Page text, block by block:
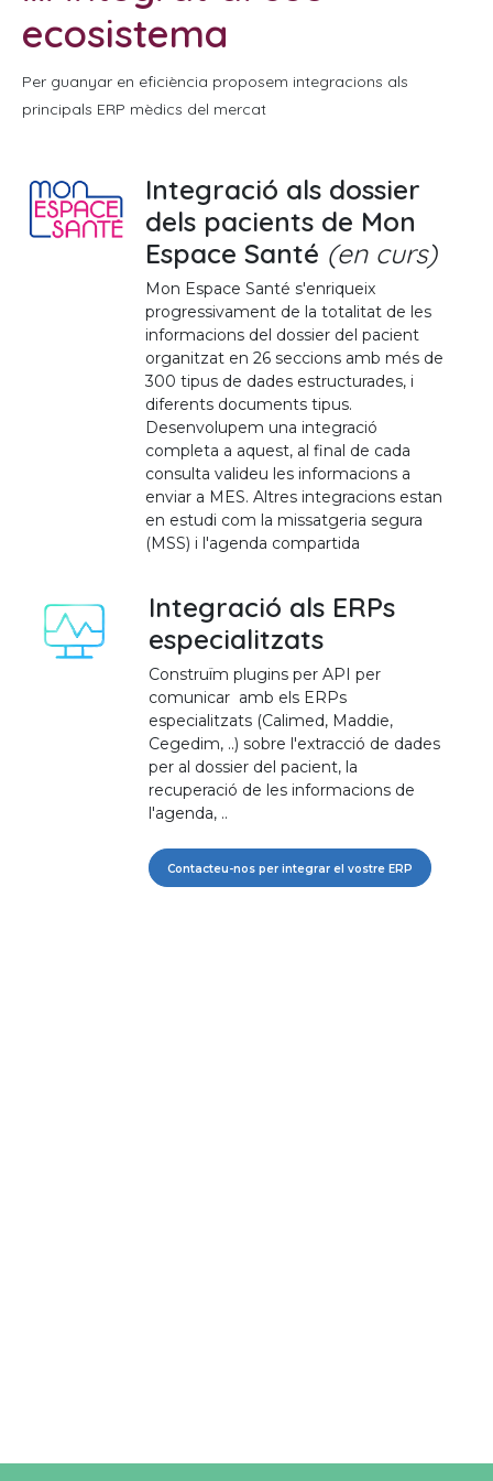
ecosistema
Per guanyar en eficiència proposem integracions als
principals ERP mèdics del mercat
Integració als dossier
dels pacients de Mon
Espace Santé (en curs)
Mon Espace Santé s'enriqueix
progressivament de la totalitat de les
informacions del dossier del pacient
organitzat en 26 seccions amb més de
300 tipus de dades estructurades, i
diferents documents tipus.
Desenvolupem una integració
completa a aquest, al final de cada
consulta valideu les informacions a
enviar a MES. Altres integracions estan
en estudi com la missatgeria segura
(MSS) i l'agenda compartida
Integració als ERPs
especialitzats
Construïm plugins per API per
comunicar amb els ERPs
especialitzats (Calimed, Maddie,
Cegedim, ..) sobre l'extracció de dades
per al dossier del pacient, la
recuperació de les informacions de
l'agenda, ..
Contacteu-nos per integrar el vostre ERP